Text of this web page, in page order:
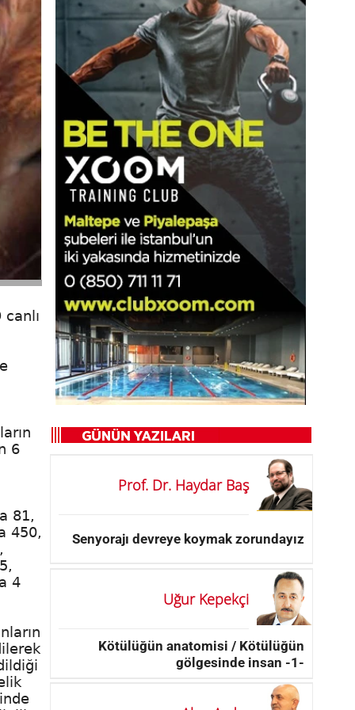
6
81,
450,
4
Prof. Dr. Haydar Baş
Senyorajı devreye koymak zorundayız
Uğur Kepekçi
Kötülüğün anatomisi / Kötülüğün
gölgesinde insan -1-